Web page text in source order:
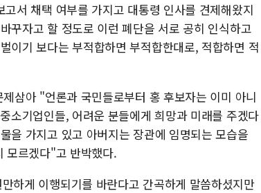
서 채택 여부를 가지고 대통령 인사를 견제해왔지
꾸자고 할 정도로 이런 폐단을 서로 공히 인식하고
이기 보다는 부적합하면 부적합한대로, 적합하면 적
삼아 "언론과 국민들로부터 홍 후보자는 이미 아니
소기업인들, 어려운 분들에게 희망과 미래를 주겠다
을 가지고 있고 아버지는 장관에 임명되는 모습을
모르겠다"고 반박했다.
하게 이행되기를 바란다고 간곡하게 말씀하셨지만